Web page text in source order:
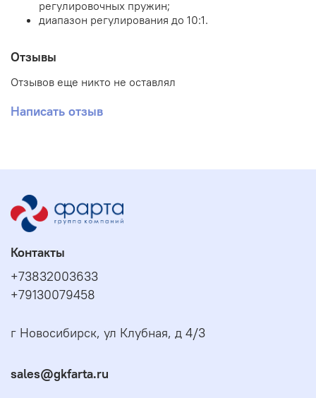
регулировочных пружин;
диапазон регулирования до 10:1.
Отзывы
Отзывов еще никто не оставлял
Написать отзыв
Контакты
+73832003633
+79130079458
г Новосибирск, ул Клубная, д 4/3
sales@gkfarta.ru